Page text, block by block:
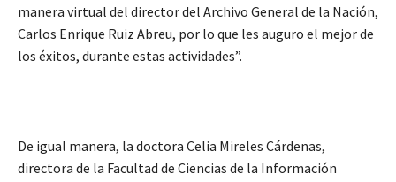
manera virtual del director del Archivo General de la Nación,
Carlos Enrique Ruiz Abreu, por lo que les auguro el mejor de
los éxitos, durante estas actividades”.
De igual manera, la doctora Celia Mireles Cárdenas,
directora de la Facultad de Ciencias de la Información